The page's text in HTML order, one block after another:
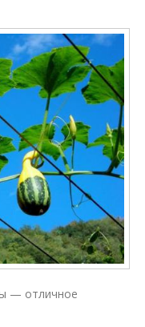
— отличное